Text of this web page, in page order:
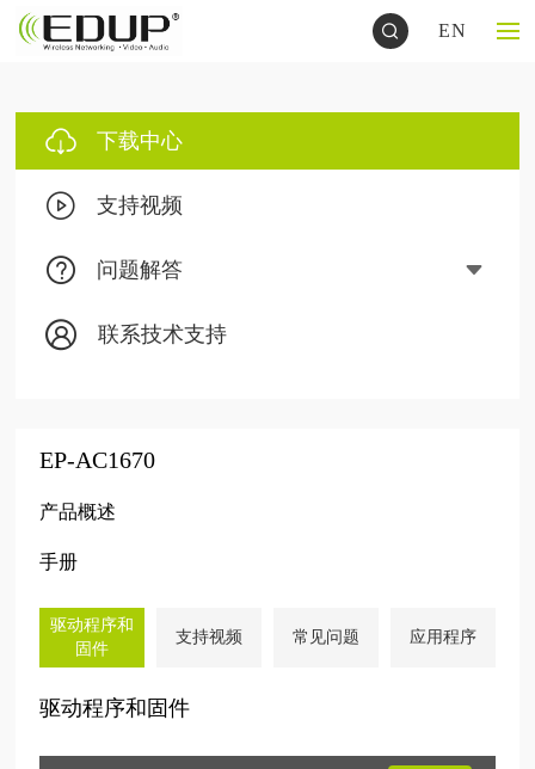
EN
下载中心
支持视频
问题解答
联系技术支持
EP-AC1670
产品概述
手册
驱动程序和
固件
支持视频 常见问题 应用程序
驱动程序和固件